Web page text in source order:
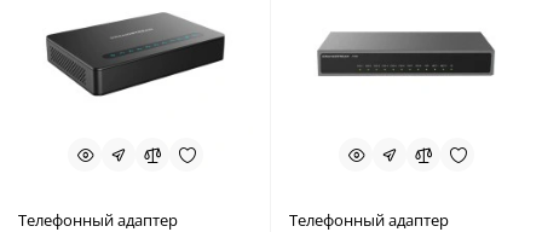
Телефонный адаптер
Телефонный адаптер